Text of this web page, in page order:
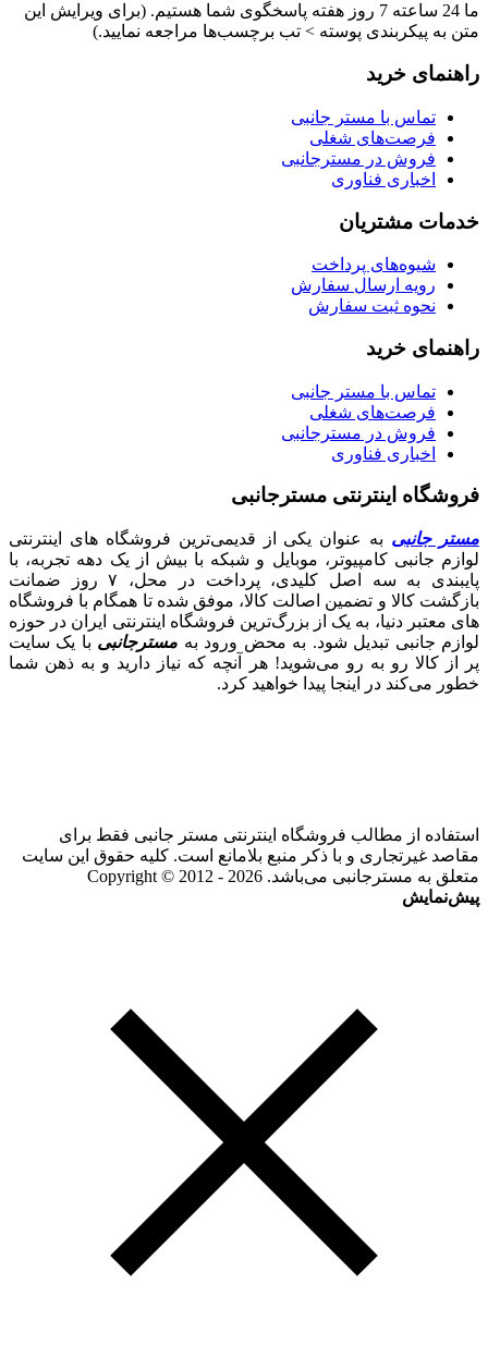
ما 24 ساعته 7 روز هفته پاسخگوی شما هستیم. (برای ویرایش این
متن به پیکربندی پوسته > تب برچسب‌ها مراجعه نمایید.)
راهنمای خرید
تماس با مستر جانبی
فرصت‌های شغلی
فروش در مسترجانبی
اخباری فناوری
خدمات مشتریان
شیوه‌های پرداخت
رویه ارسال سفارش
نحوه ثبت سفارش
راهنمای خرید
تماس با مستر جانبی
فرصت‌های شغلی
فروش در مسترجانبی
اخباری فناوری
فروشگاه اینترنتی مسترجانبی
مستر جانبی به عنوان یکی از قدیمی‌ترین فروشگاه های اینترنتی
لوازم جانبی کامپیوتر، موبایل و شبکه با بیش از یک دهه تجربه، با
پایبندی به سه اصل کلیدی، پرداخت در محل، ۷ روز ضمانت
بازگشت کالا و تضمین اصالت کالا، موفق شده تا همگام با فروشگاه‌
های معتبر دنیا، به یک از بزرگ‌ترین فروشگاه اینترنتی ایران در حوزه
لوازم جانبی تبدیل شود. به محض ورود به مسترجانبی با یک سایت
پر از کالا رو به رو می‌شوید! هر آنچه که نیاز دارید و به ذهن شما
خطور می‌کند در اینجا پیدا خواهید کرد.
استفاده از مطالب فروشگاه اینترنتی مستر جانبی فقط برای
مقاصد غیرتجاری و با ذکر منبع بلامانع است. کلیه حقوق این سایت
متعلق به مسترجانبی می‌باشد. Copyright © 2012 - 2026
پیش‌نمایش